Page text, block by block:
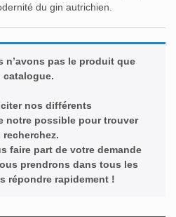
du gin autrichien.
n’avons pas le produit que
catalogue.
nos différents
notre possible pour trouver
faire part de votre demande
prendrons dans tous les
répondre rapidement !